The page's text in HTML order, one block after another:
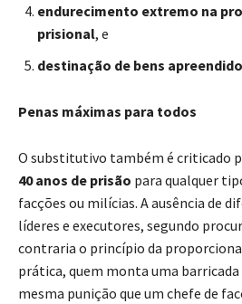
endurecimento extremo na
prisional, e
destinação de bens
Penas máximas para todos
O substitutivo também é criticado
40 anos de prisão para qualquer
facções ou milícias. A ausência de
líderes e executores, segundo
contraria o princípio da
prática, quem monta uma barricada
mesma punição que um chefe de